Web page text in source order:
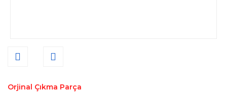
Orjinal Çıkma Parça